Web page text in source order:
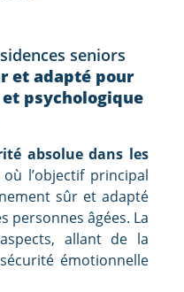
seniors
et adapté pour
psychologique
absolue dans les
où l’objectif principal
sûr et adapté
personnes âgées. La
allant de la
émotionnelle